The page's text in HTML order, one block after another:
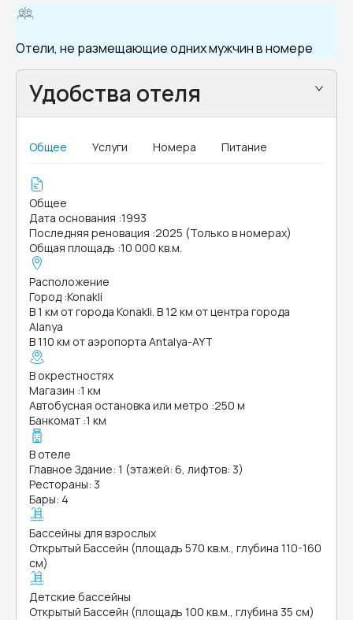
Отели, не размещающие одних мужчин в номере
Удобства отеля
Общее Услуги Номера Питание
Общее
Дата основания :1993
Последняя реновация :2025 (Только в номерах)
Общая площадь :10 000 кв.м.
Расположение
Город :Konakli
В 1 км от города Konakli. В 12 км от центра города
Alanya
В 110 км от аэропорта Antalya-AYT
В окрестностях
Магазин :1 км
Автобусная остановка или метро :250 м
Банкомат :1 км
В отеле
Главное Здание: 1 (этажей: 6, лифтов: 3)
Рестораны: 3
Бары: 4
Бассейны для взрослых
Открытый Бассейн (площадь 570 кв.м., глубина 110-160
см)
Детские бассейны
Открытый Бассейн (площадь 100 кв.м., глубина 35 см)